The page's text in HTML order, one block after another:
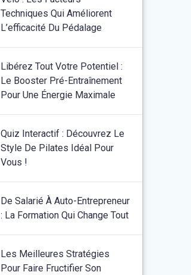
Techniques Qui Améliorent
L’efficacité Du Pédalage
Libérez Tout Votre Potentiel :
Le Booster Pré-Entraînement
Pour Une Énergie Maximale
Quiz Interactif : Découvrez Le
Style De Pilates Idéal Pour
Vous !
De Salarié À Auto-Entrepreneur
: La Formation Qui Change Tout
Les Meilleures Stratégies
Pour Faire Fructifier Son